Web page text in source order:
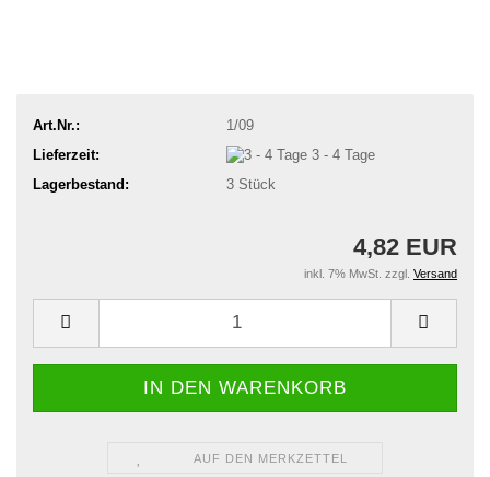
Art.Nr.:
1/09
Lieferzeit:
3 - 4 Tage
Lagerbestand:
3 Stück
4,82 EUR
inkl. 7% MwSt. zzgl. Versand
AUF DEN MERKZETTEL